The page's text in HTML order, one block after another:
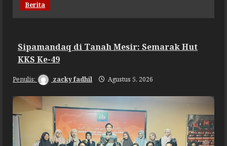
Berita
Sipamandaq di Tanah Mesir: Semarak Hut
KKS Ke-49
zacky fadhil Agustus 5, 2026